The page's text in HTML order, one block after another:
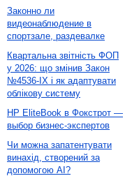
Законно ли
видеонаблюдение в
спортзале, раздевалке
Квартальна звітність ФОП
у 2026: що змінив Закон
№4536-IX і як адаптувати
облікову систему
HP EliteBook в Фокстрот —
выбор бизнес-экспертов
Чи можна запатентувати
винахід, створений за
допомогою AI?